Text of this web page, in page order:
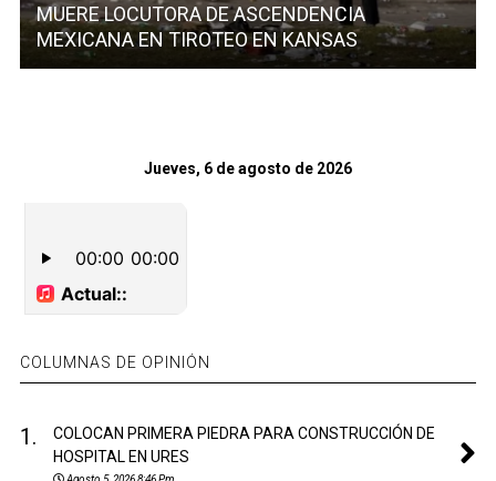
MUERE LOCUTORA DE ASCENDENCIA
MEXICANA EN TIROTEO EN KANSAS
Jueves, 6 de agosto de 2026
COLUMNAS DE OPINIÓN
1.
COLOCAN PRIMERA PIEDRA PARA CONSTRUCCIÓN DE
HOSPITAL EN URES